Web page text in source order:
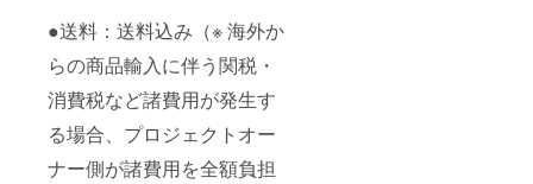
●送料：送料込み（※ 海外か
らの商品輸入に伴う関税・
消費税など諸費用が発生す
る場合、プロジェクトオー
ナー側が諸費用を全額負担